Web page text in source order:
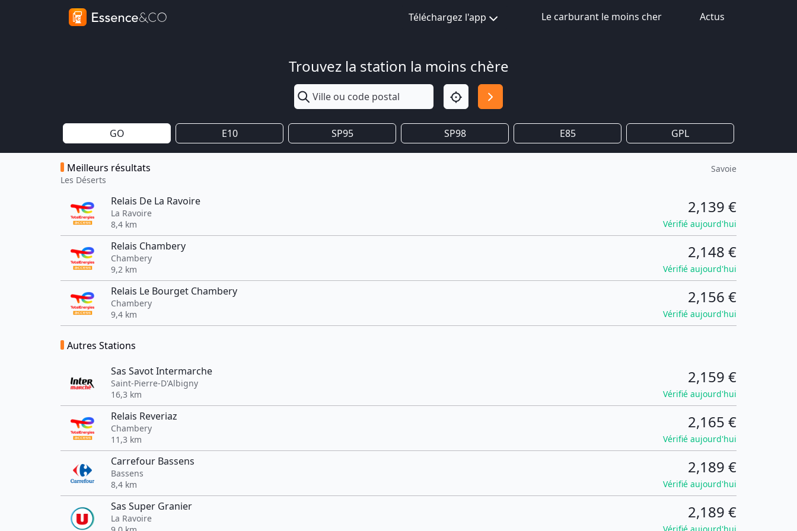
Téléchargez l'app Le carburant le moins cher Actus
Trouvez la station la moins chère
GO E10 SP95 SP98 E85 GPL
Meilleurs résultats
Les Déserts
Savoie
Relais De La Ravoire
La Ravoire
8,4 km
2,139 €
Vérifié aujourd'hui
Relais Chambery
Chambery
9,2 km
2,148 €
Vérifié aujourd'hui
Relais Le Bourget Chambery
Chambery
9,4 km
2,156 €
Vérifié aujourd'hui
Autres Stations
Sas Savot Intermarche
Saint-Pierre-D'Albigny
16,3 km
2,159 €
Vérifié aujourd'hui
Relais Reveriaz
Chambery
11,3 km
2,165 €
Vérifié aujourd'hui
Carrefour Bassens
Bassens
8,4 km
2,189 €
Vérifié aujourd'hui
Sas Super Granier
La Ravoire
2,189 €